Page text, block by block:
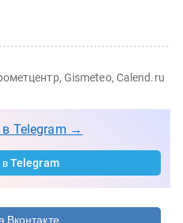
Gismeteo, Calend.ru
Telegram →
Telegram
Вконтакте